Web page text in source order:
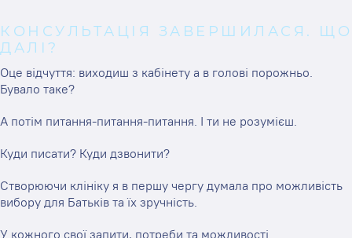
КОНСУЛЬТАЦІЯ ЗАВЕРШИЛАСЯ. ЩО
ДАЛІ?
Оце відчуття: виходиш з кабінету а в голові порожньо.
Бувало таке?
А потім питання-питання-питання. І ти не розумієш.
Куди писати? Куди дзвонити?
Створюючи клініку я в першу чергу думала про можливість
вибору для Батьків та їх зручність.
У кожного свої запити, потреби та можливості.